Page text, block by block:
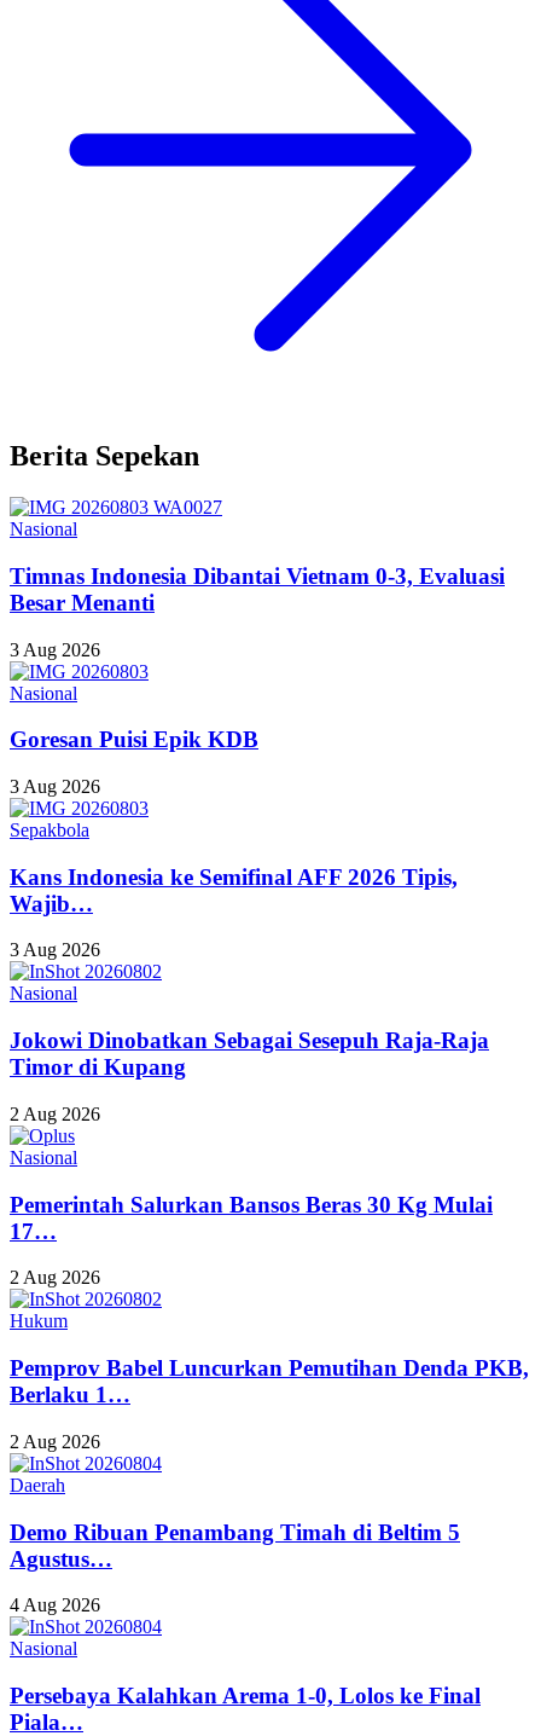
Berita Sepekan
Nasional
Timnas Indonesia Dibantai Vietnam 0-3, Evaluasi
Besar Menanti
3 Aug 2026
Nasional
Goresan Puisi Epik KDB
3 Aug 2026
Sepakbola
Kans Indonesia ke Semifinal AFF 2026 Tipis,
Wajib…
3 Aug 2026
Nasional
Jokowi Dinobatkan Sebagai Sesepuh Raja-Raja
Timor di Kupang
2 Aug 2026
Nasional
Pemerintah Salurkan Bansos Beras 30 Kg Mulai
17…
2 Aug 2026
Hukum
Pemprov Babel Luncurkan Pemutihan Denda PKB,
Berlaku 1…
2 Aug 2026
Daerah
Demo Ribuan Penambang Timah di Beltim 5
Agustus…
4 Aug 2026
Nasional
Persebaya Kalahkan Arema 1-0, Lolos ke Final
Piala…